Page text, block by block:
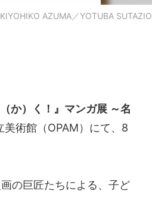
AZUMA／YOTUBA SUTAZIO
（か）く！』マンガ展 ～名
美術館（OPAM）にて、8
の巨匠たちによる、子ど